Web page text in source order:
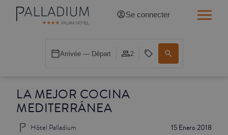
LA MEJOR COCINA
MEDITERRÁNEA
15 Enero 2018
Hôtel Palladium
Se connecter
Arrivée — Départ 2
SINGLE BALCON CATHÉDRALE